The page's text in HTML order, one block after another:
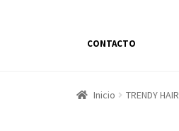
CONTACTO
Inicio TRENDY HAIR